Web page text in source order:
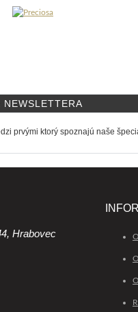
NEWSLETTERA
prvými ktorý spoznajú naše
Hrabovec